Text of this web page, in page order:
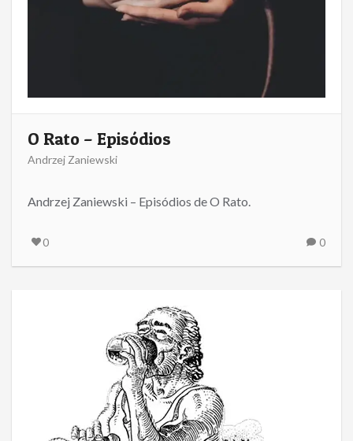
O Rato – Episódios
Andrzej Zaniewski
Andrzej Zaniewski – Episódios de O Rato.
0 0